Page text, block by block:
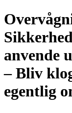
anvende
– Bliv
egentlig